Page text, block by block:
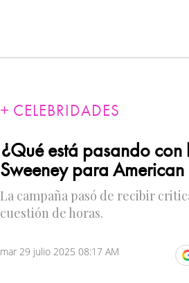
CELEBRIDADES
¿Qué está pasando
Sweeney para
La campaña pasó de recibir
cuestión de horas.
mar 29 julio 2025 08:17 AM